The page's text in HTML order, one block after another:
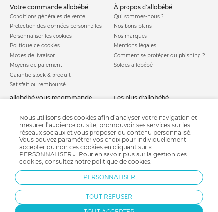
votre commande allobébé
Conditions générales de vente
Protection des données personnelles
Personnaliser les cookies
Politique de cookies
Modes de livraison
Moyens de paiement
Garantie stock & produit
Satisfait ou remboursé
à propos d'allobébé
Qui sommes-nous ?
Nos bons plans
Nos marques
Mentions légales
Comment se protéger du phishing ?
Soldes allobébé
allobébé vous recommande
Nos labels
Nos licences
Besoin d'aide ?
FAQ
les plus d'allobébé
Infos conseils
Jeux concours
Valise de maternité
Parrainage
Paiement sécurisé
Charte qualité
Nous utilisons des cookies afin d’analyser votre navigation et
mesurer l’audience du site, promouvoir ses services sur les
réseaux sociaux et vous proposer du contenu personnalisé.
Vous pouvez paramétrer vos choix pour individuellement
accepter ou non ces cookies en cliquant sur «
PERSONNALISER ». Pour en savoir plus sur la gestion des
cookies, consultez notre politique de cookies.
PERSONNALISER
TOUT REFUSER